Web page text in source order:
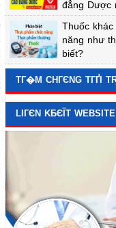
đẳng Dược
Thuốc
năng như
biết?
TГ�M CHГЄNG TГҐI
LIГЄN KБЄЇT WEBSITE